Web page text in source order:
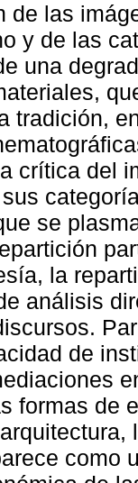
de las
y de las
una
tradición,
crítica del
se
la
análisis
de
formas de
como